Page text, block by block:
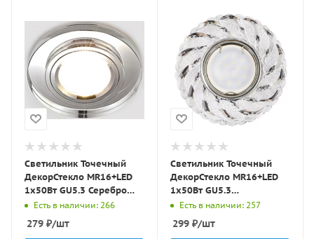
Светильник Точечный
ДекорСтекло MR16+LED
1х50Вт GU5.3 Серебро
D95х25мм IP20 D0301L
Есть в наличии: 266
279 ₽/шт
Светильник Точечный
ДекорСтекло MR16+LED
1х50Вт GU5.3
Прозрачный D95х25мм
IP20 K1109L/K1670L LBT
Есть в наличии: 257
299 ₽/шт